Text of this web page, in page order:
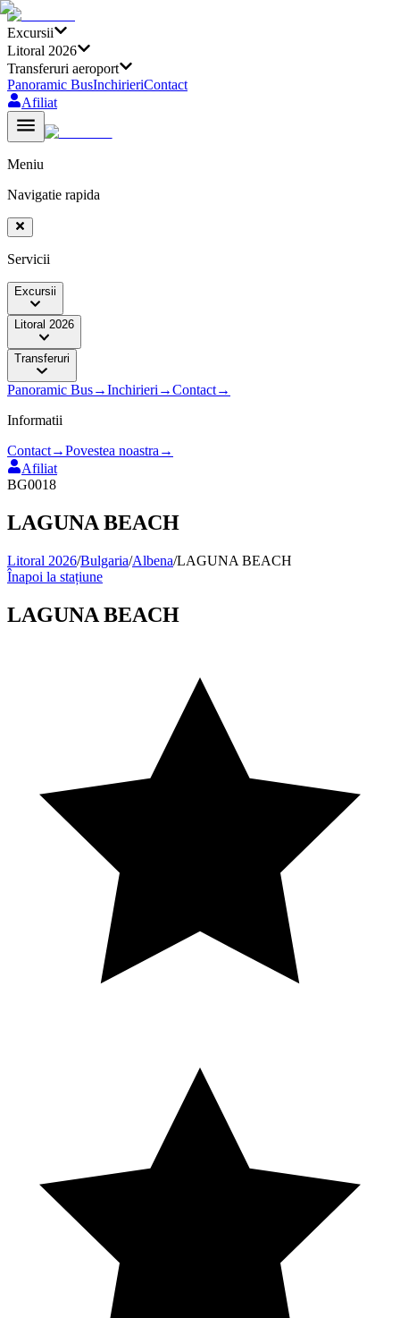
Excursii
Litoral 2026
Transferuri aeroport
Panoramic BusInchirieriContact
Afiliat
Meniu
Navigatie rapida
Servicii
Excursii
Litoral 2026
Transferuri
Panoramic Bus→Inchirieri →Contact→
Informatii
Contact→Povestea noastra →
Afiliat
BG0018
LAGUNA BEACH
Litoral 2026/Bulgaria/Albena/LAGUNA BEACH
Înapoi la stațiune
LAGUNA BEACH